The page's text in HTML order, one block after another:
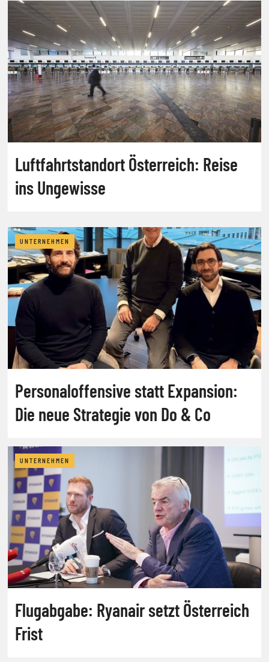
Luftfahrtstandort Österreich: Reise
ins Ungewisse
UNTERNEHMEN
Personaloffensive statt Expansion:
Die neue Strategie von Do & Co
UNTERNEHMEN
Flugabgabe: Ryanair setzt Österreich
Frist